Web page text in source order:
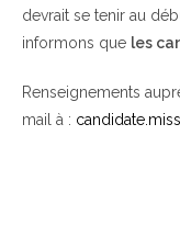
devrait se tenir au
informons que les
Renseignements
mail à :